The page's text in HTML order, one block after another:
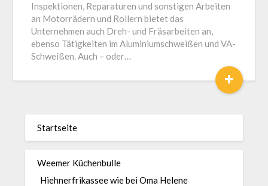
Inspektionen, Reparaturen und sonstigen Arbeiten
an Motorrädern und Rollern bietet das
Unternehmen auch Dreh- und Fräsarbeiten an,
ebenso Tätigkeiten im Aluminiumschweißen und VA-
Schweißen. Auch – oder…
+
Startseite
Weemer Küchenbulle
Hiehnerfrikassee wie bei Oma Helene